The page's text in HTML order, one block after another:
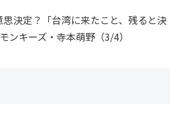
決定？「台湾に来たこと、残ると決
ンキーズ・寺本萌野（3/4）